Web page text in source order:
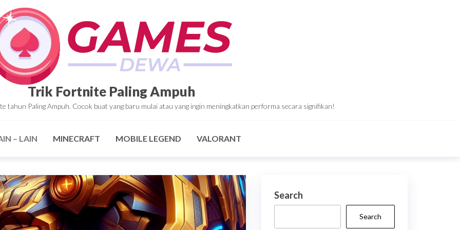
Trik Fortnite Paling Ampuh
tahun Paling Ampuh. Cocok buat yang baru mulai atau yang ingin meningkatkan performa secara signifikan!
– LAIN MINECRAFT MOBILE LEGEND VALORANT
Search
Search